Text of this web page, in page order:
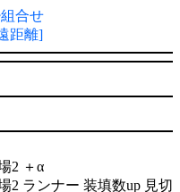
合せ
距離]
2 ＋α
2 ランナー 装填数up 見切